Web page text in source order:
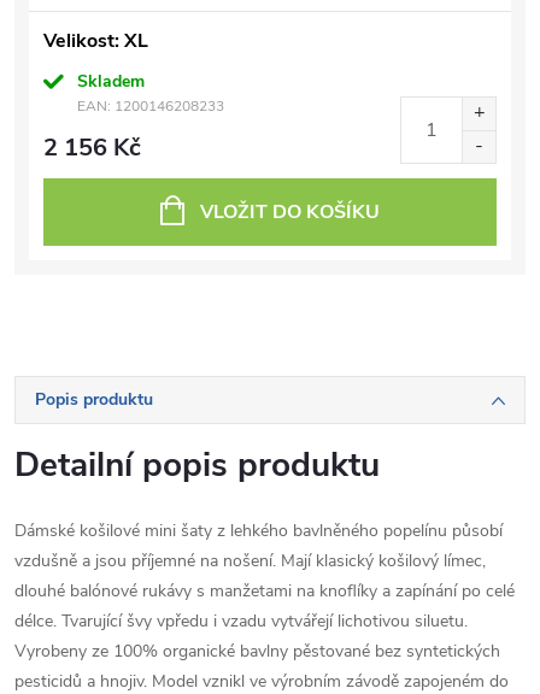
Velikost: XL
Skladem
EAN: 1200146208233
2 156 Kč
VLOŽIT DO KOŠÍKU
Popis produktu
Detailní popis produktu
Dámské košilové mini šaty z lehkého bavlněného popelínu působí
vzdušně a jsou příjemné na nošení. Mají klasický košilový límec,
dlouhé balónové rukávy s manžetami na knoflíky a zapínání po celé
délce. Tvarující švy vpředu i vzadu vytvářejí lichotivou siluetu.
Vyrobeny ze 100% organické bavlny pěstované bez syntetických
pesticidů a hnojiv. Model vznikl ve výrobním závodě zapojeném do